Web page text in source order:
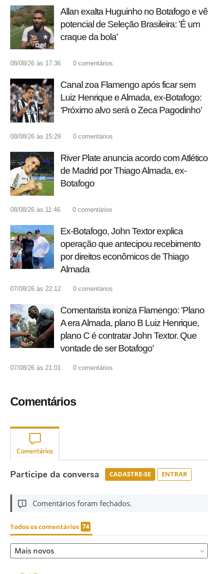
Allan exalta Huguinho no Botafogo e vê
potencial de Seleção Brasileira: 'É um
craque da bola'
08/08/26 às 17:36 0 comentários
Canal zoa Flamengo após ficar sem
Luiz Henrique e Almada, ex-Botafogo:
‘Próximo alvo será o Zeca Pagodinho’
08/08/26 às 15:29 0 comentários
River Plate anuncia acordo com Atlético
de Madrid por Thiago Almada, ex-
Botafogo
08/08/26 às 11:46 0 comentários
Ex-Botafogo, John Textor explica
operação que antecipou recebimento
por direitos econômicos de Thiago
Almada
07/08/26 às 22:12 0 comentários
Comentarista ironiza Flamengo: 'Plano
A era Almada, plano B Luiz Henrique,
plano C é contratar John Textor. Que
vontade de ser Botafogo'
07/08/26 às 21:01 0 comentários
Comentários